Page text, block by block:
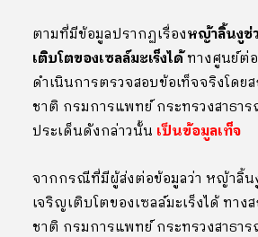
ตามที่มีข้อมูลปรากฏเรื่องหญ้าลิ้นงูช่
เติบโตของเซลล์มะเร็งได้ทางศูนย์ต่
ดำเนินการตรวจสอบข้อเท็จจริงโดย
ชาติ กรมการแพทย์ กระทรวงสาธา
ประเด็นดังกล่าวนั้น เป็นข้อมูลเท็จ
จากกรณีที่มีผู้ส่งต่อข้อมูลว่า หญ้าลิ้น
เจริญเติบโตของเซลล์มะเร็งได้ ทาง
ชาติ กรมการแพทย์ กระทรวงสาธา